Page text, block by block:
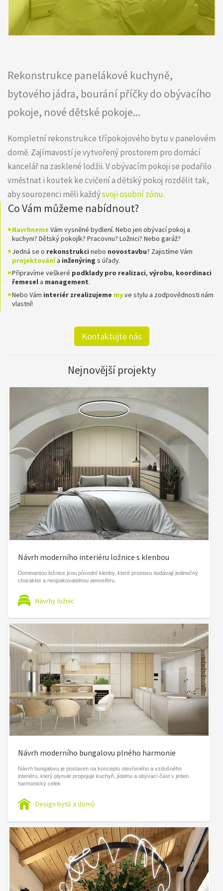
Rekonstrukce panelákové kuchyně,
bytového jádra, bourání příčky do obývacího
pokoje, nové dětské pokoje...
Kompletní rekonstrukce třípokojového bytu v panelovém
domě. Zajímavostí je vytvořený prostorem pro domácí
kancelář na zasklené lodžii. V obývacím pokoji se podařilo
vměstnat i koutek ke cvičení a dětský pokoj rozdělit tak,
aby sourozenci měli každýsvoji osobní zónu.
Co Vám můžeme nabídnout?
Navrhneme Vám vysněné bydlení. Nebo jen obývací pokoj a
kuchyni? Dětský pokojík? Pracovnu? Ložnici? Nebo garáž?
Jedná se o rekonstrukci nebo novostavbu? Zajistíme Vám
projektovánía inženýring s úřady.
Připravíme veškeré podklady pro realizaci, výrobu, koordinaci
řemesela management.
Nebo Vám interiér zrealizujeme myve stylu a zodpovědnosti nám
vlastní!
Kontaktujte nás
Nejnovější projekty
Návrh moderního interiéru ložnice s klenbou
Dominantou ložnice jsou původní klenby, které prostoru dodávají jedinečný
charakter a neopakovatelnou atmosféru.
Návrhy ložnic
Návrh moderního bungalovu plného harmonie
Návrh bungalovu je postaven na konceptu otevřeného a vzdušného
interiéru, který plynule propojuje kuchyň, jídelnu a obývací část v jeden
harmonický celek.
Design bytů a domů